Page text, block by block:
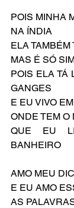
POIS MINHA
NA ÍNDIA
ELA TAMBÉM
MAS É SÓ
POIS ELA TÁ
GANGES
E EU VIVO
ONDE TEM O
QUE EU
BANHEIRO
AMO MEU
E EU AMO
AS